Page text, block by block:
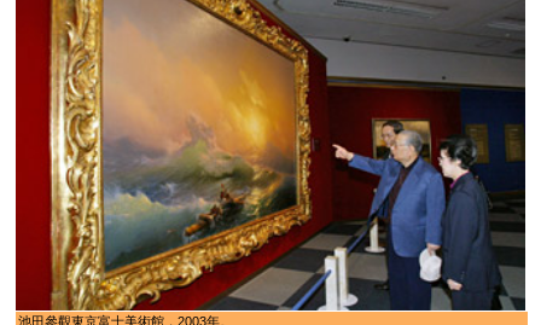
池田參觀東京富士美術館，2003年。